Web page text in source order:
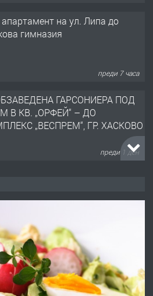
на ул. Липа до
гимназия
преди 7 часа
ГАРСОНИЕРА ПОД
В КВ. „ОРФЕЙ“ – ДО
„ВЕСПРЕМ“, ГР. ХАСКОВО
преди 1 ден
В ЦЕНТЪРА НА ГР.
гараж под наем